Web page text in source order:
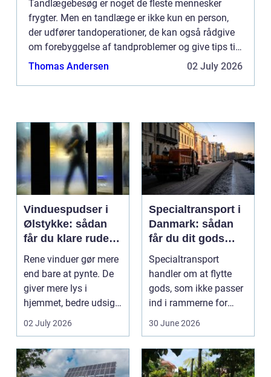
Tandlægebesøg er noget de fleste mennesker
frygter. Men en tandlæge er ikke kun en person,
der udfører tandoperationer, de kan også rådgive
om forebyggelse af tandproblemer og give tips til
daglig tandhygiejne. A...
Thomas Andersen 02 July 2026
Vinduespudser i
Ølstykke: sådan
får du klare ruder
året rundt
Rene vinduer gør mere
end bare at pynte. De
giver mere lys i
hjemmet, bedre udsigt
og et p&ae...
02 July 2026
Specialtransport i
Danmark: sådan
får du dit gods
sikkert frem
Specialtransport
handler om at flytte
gods, som ikke passer
ind i rammerne for
30 June 2026